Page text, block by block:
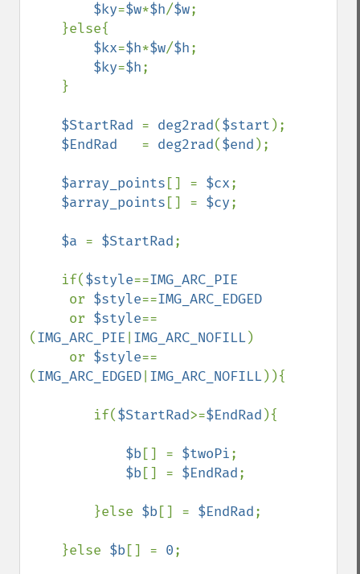
$ky=$w*$h/$w;
$kx=$h*$w/$h;
$ky=$h;
$StartRad = deg2rad($start );
$EndRad = deg2rad($end );
$array_points [] = $cx;
$array_points [] = $cy;
$a = $StartRad;
    if(
$style==IMG_ARC_PIE
or $style==IMG_ARC_EDGED
or $style==
(IMG_ARC_PIE IMG_ARC_NOFILL)
     or
$style==
(IMG_ARC_EDGED IMG_ARC_NOFILL)){
        if(
$StartRad>=$EndRad ){
$b[] = $twoPi;
$b[] = $EndRad;
        }else
$b[] = $EndRad;
    }else
$b[] = 0;